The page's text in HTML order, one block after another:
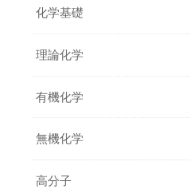
化学基礎
理論化学
有機化学
無機化学
高分子